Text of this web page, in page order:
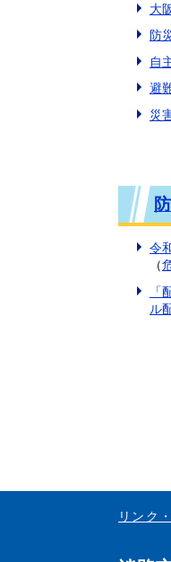
大
防
自
避
災
令
（
ル
リンク